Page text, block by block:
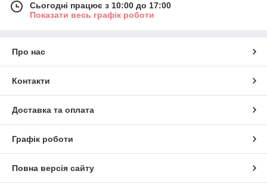
Сьогодні працює з 10:00 до 17:00
Показати весь графік роботи
Про нас
Контакти
Доставка та оплата
Графік роботи
Повна версія сайту